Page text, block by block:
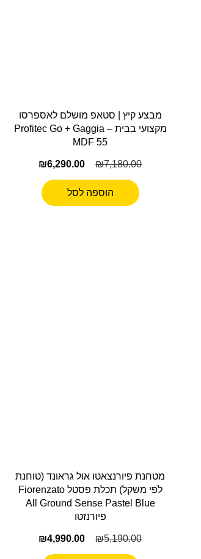
מבצע קיץ | סטאפ מושלם לאספרסו
מקצועי בבית – Profitec Go + Gaggia
MDF 55
₪7,180.00
₪6,290.00
הוספה לסל
מטחנת פיורנצאטו אול גראונד (טוחנת
לפי משקל) תכלת פסטל Fiorenzato
All Ground Sense Pastel Blue
פיורנזטו
₪5,190.00
₪4,990.00